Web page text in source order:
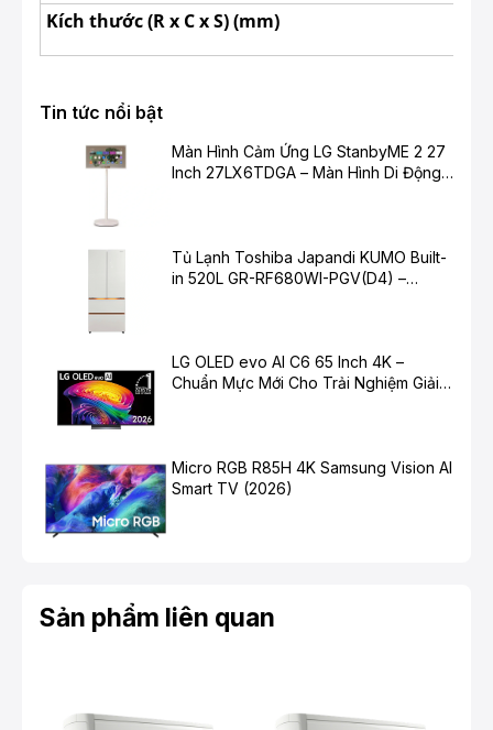
Kích thước (R x C x S) (mm)
Tin tức nổi bật
Màn Hình Cảm Ứng LG StanbyME 2 27
Inch 27LX6TDGA – Màn Hình Di Động
Tủ Lạnh Toshiba Japandi KUMO Built-
in 520L GR-RF680WI-PGV(D4) –
LG OLED evo AI C6 65 Inch 4K –
Chuẩn Mực Mới Cho Trải Nghiệm Giải
Micro RGB R85H 4K Samsung Vision AI
Smart TV (2026)
Sản phẩm liên quan